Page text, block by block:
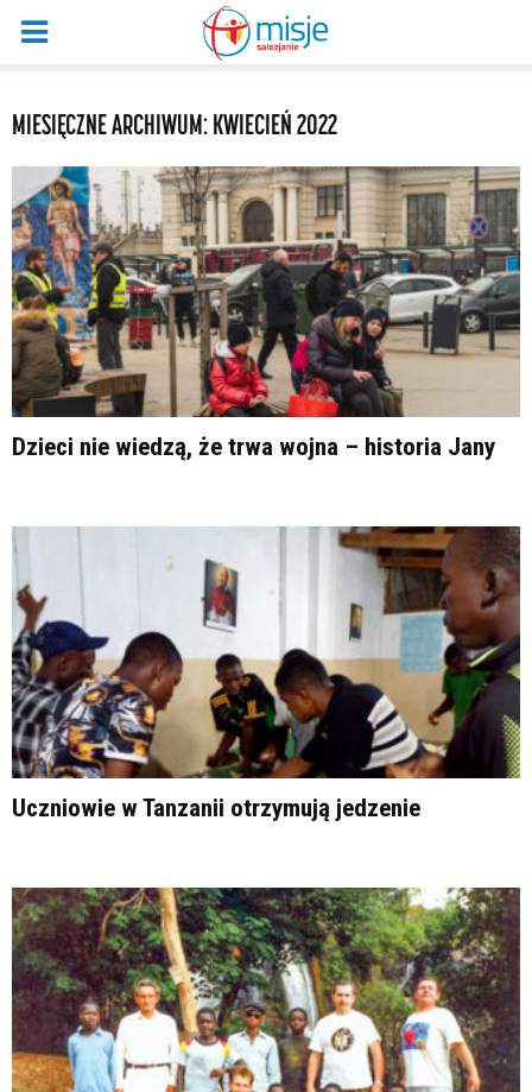
MIESIĘCZNE ARCHIWUM: KWIECIEŃ 2022
Dzieci nie wiedzą, że trwa wojna – historia Jany
Uczniowie w Tanzanii otrzymują jedzenie